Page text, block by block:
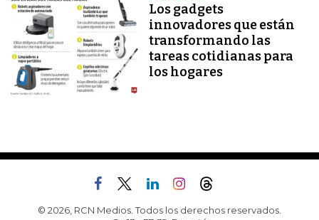
Los gadgets
innovadores que están
transformando las
tareas cotidianas para
los hogares
© 2026, RCN Medios. Todos los derechos reservados.